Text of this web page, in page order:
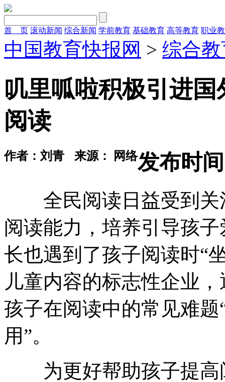
首 页 滚动新闻 综合新闻 学前教育 基础教育 高等教育 职业
中国教育快报网 > 综合
叽里呱啦积极引进
阅读
发布时
作者：刘青 来源： 网络
全民阅读日益受到关
阅读能力，培养引导孩
长也遇到了孩子阅读时“
儿童内容的标志性企业
孩子在阅读中的常见难
用”。
为更好帮助孩子提高